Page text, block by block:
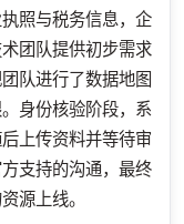
照与税务信息，企
团队提供初步需求
队进行了数据地图
身份核验阶段，系
上传资料并等待审
支持的沟通，最终
源上线。